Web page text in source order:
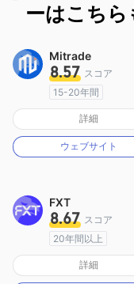
ーはこち
Mitrade
8.57 スコア
15-20年間
オーストラリア規
自社開発
詳細
ウェブサイト
FXT
8.67 スコア
20年間以上
オーストラリア規
詳細